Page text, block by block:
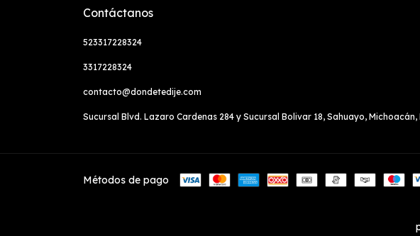
Contáctanos
523317228324
3317228324
contacto@dondetedije.com
Sucursal Blvd. Lazaro Cardenas 284 y Sucursal Bolivar 18, Sahuayo, Michoacán,
Métodos de pago